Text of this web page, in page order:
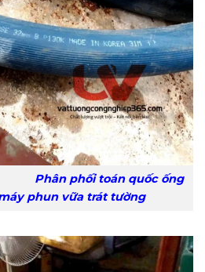
toán quốc ống
phun vữa trát tường